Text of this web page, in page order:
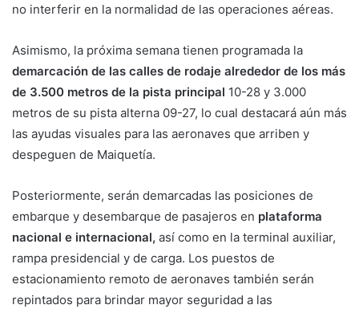
no interferir en la normalidad de las operaciones aéreas.
Asimismo, la próxima semana tienen programada la
demarcación de las calles de rodaje alrededor de los más
de 3.500 metros de la pista principal 10-28 y 3.000
metros de su pista alterna 09-27, lo cual destacará aún más
las ayudas visuales para las aeronaves que arriben y
despeguen de Maiquetía.
Posteriormente, serán demarcadas las posiciones de
embarque y desembarque de pasajeros en plataforma
nacional e internacional, así como en la terminal auxiliar,
rampa presidencial y de carga. Los puestos de
estacionamiento remoto de aeronaves también serán
repintados para brindar mayor seguridad a las